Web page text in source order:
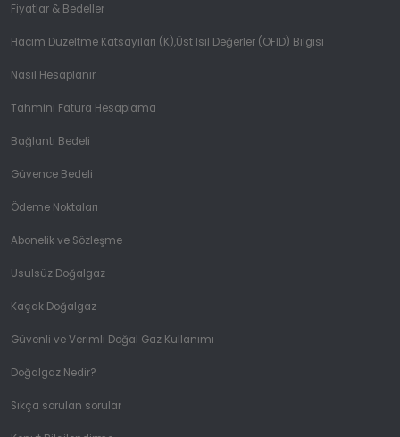
Fiyatlar & Bedeller
Hacim Düzeltme Katsayıları (K),Üst Isıl Değerler (OFID) Bilgisi
Nasıl Hesaplanır
Tahmini Fatura Hesaplama
Bağlantı Bedeli
Güvence Bedeli
Ödeme Noktaları
Abonelik ve Sözleşme
Usulsüz Doğalgaz
Kaçak Doğalgaz
Güvenli ve Verimli Doğal Gaz Kullanımı
Doğalgaz Nedir?
Sıkça sorulan sorular